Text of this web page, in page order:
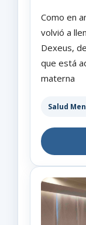
Como en
volvió a
Dexeus,
que está
materna
Salud